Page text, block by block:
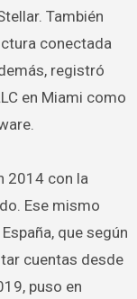
También
conectada
registró
en Miami como
2014 con la
Ese mismo
que según
cuentas desde
puso en